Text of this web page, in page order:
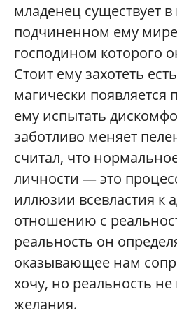
младенец существует
подчиненном ему
господином которого
Стоит ему захотеть
магически появляется
ему испытать
заботливо меняет
считал, что
личности — это
иллюзии всевластия к
отношению с
реальность он
оказывающее нам
хочу, но реальность
желания.